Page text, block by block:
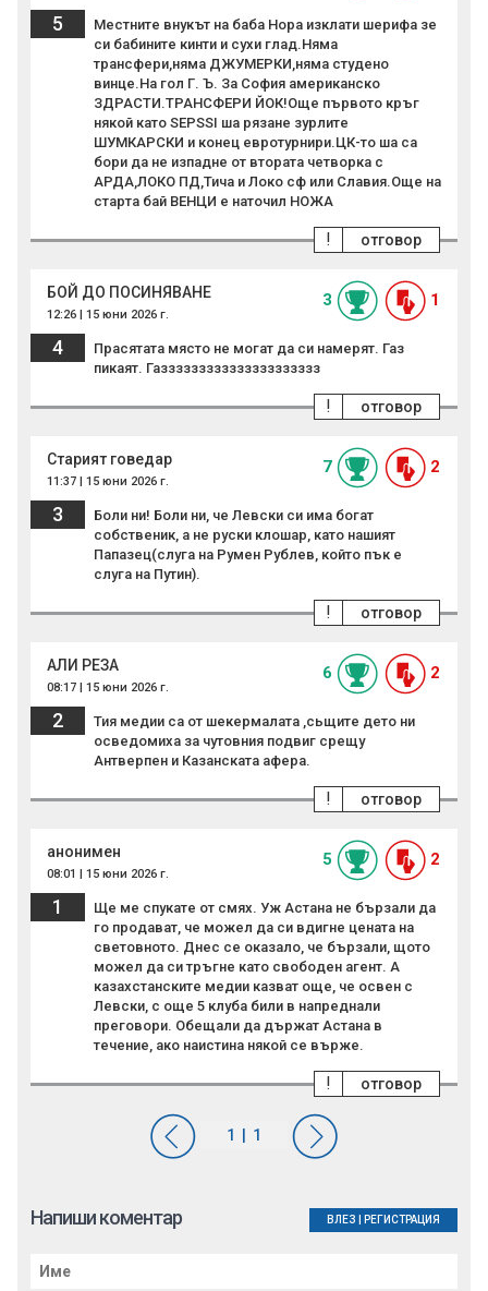
5
Местните внукът на баба Нора изклати шерифа зе
си бабините кинти и сухи глад.Няма
трансфери,няма ДЖУМЕРКИ,няма студено
винце.На гол Г. Ъ. За София американско
ЗДРАСТИ.ТРАНСФЕРИ ЙОК!Още първото кръг
някой като SEPSSI ша рязане зурлите
ШУМКАРСКИ и конец евротурнири.ЦК-то ша са
бори да не изпадне от втората четворка с
АРДА,ЛОКО ПД,Тича и Локо сф или Славия.Още на
старта бай ВЕНЦИ е наточил НОЖА
отговор
!
БОЙ ДО ПОСИНЯВАНЕ
12:26 | 15 юни 2026 г.
3 1
4
Прасятата място не могат да си намерят. Газ
пикаят. Газзззззззззззззззззззз
отговор
!
Старият говедар
11:37 | 15 юни 2026 г.
7 2
3
Боли ни! Боли ни, че Левски си има богат
собственик, а не руски клошар, като нашият
Папазец(слуга на Румен Рублев, който пък е
слуга на Путин).
отговор
!
АЛИ РЕЗА
08:17 | 15 юни 2026 г.
6 2
2
Тия медии са от шекермалата ,сьщите дето ни
осведомиха за чутовния подвиг срещу
Антверпен и Казанската афера.
отговор
!
анонимен
08:01 | 15 юни 2026 г.
5 2
1
Ще ме спукате от смях. Уж Астана не бързали да
го продават, че можел да си вдигне цената на
световното. Днес се оказало, че бързали, щото
можел да си тръгне като свободен агент. А
казахстанските медии казват още, че освен с
Левски, с още 5 клуба били в напреднали
преговори. Обещали да държат Астана в
течение, ако наистина някой се върже.
отговор
!
Напиши коментар ВЛЕЗ РЕГИСТРАЦИЯ